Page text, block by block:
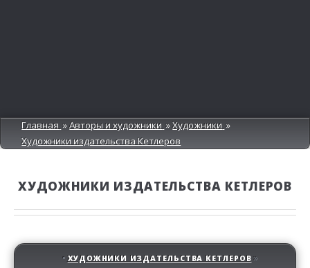
Главная Авторы и художники
Художники
Художники издательства Кетлеров
ХУДОЖНИКИ ИЗДАТЕЛЬСТВА КЕТЛЕРОВ
ХУДОЖНИКИ ИЗДАТЕЛЬСТВА КЕТЛЕРОВ